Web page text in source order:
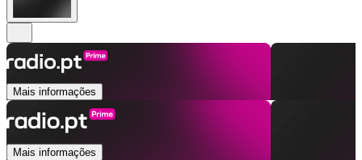
Mais informações
Mais informações